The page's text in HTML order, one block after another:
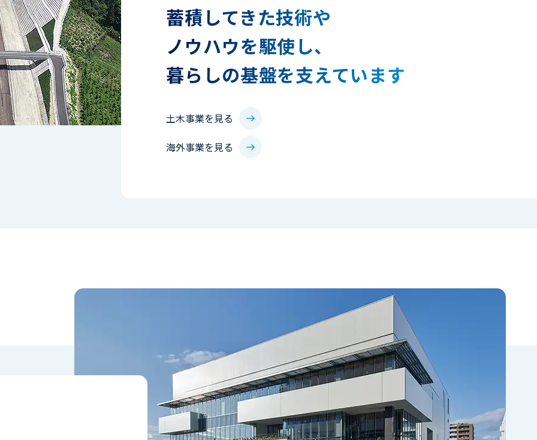
蓄積してきた技術や
ノウハウを駆使し、
暮らしの基盤を支えています
土木事業を見る
海外事業を見る